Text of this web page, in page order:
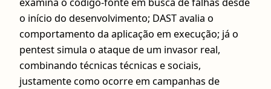
o início do desenvolvimento; DAST avalia o
comportamento da aplicação em execução; já o
pentest simula o ataque de um invasor real,
combinando técnicas técnicas e sociais,
justamente como ocorre em campanhas de